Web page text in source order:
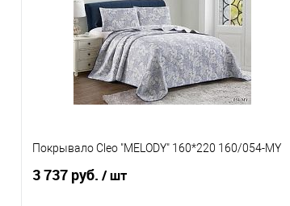
Купить в 1 клик
Сравнение
В избранное
В наличии
Покрывало Cleo "MELODY" 160*220 160/054-MY
3 737 руб. / шт